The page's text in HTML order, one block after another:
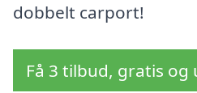
dobbelt carport!
Få 3 tilbud, gratis